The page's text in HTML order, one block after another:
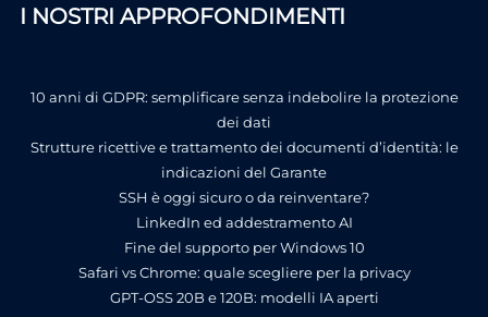
I NOSTRI APPROFONDIMENTI
10 anni di GDPR: semplificare senza indebolire la protezione
dei dati
Strutture ricettive e trattamento dei documenti d’identità: le
indicazioni del Garante
SSH è oggi sicuro o da reinventare?
LinkedIn ed addestramento AI
Fine del supporto per Windows 10
Safari vs Chrome: quale scegliere per la privacy
GPT-OSS 20B e 120B: modelli IA aperti